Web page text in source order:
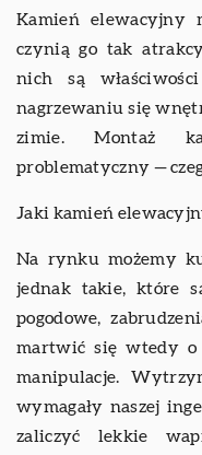
Kamień
czynią go tak
nich są
nagrzewaniu się
zimie. Montaż
problematyczny —
Jaki kamień
Na rynku możemy
jednak takie, które
pogodowe,
martwić się wtedy o
manipulacje.
wymagały naszej
zaliczyć lekkie